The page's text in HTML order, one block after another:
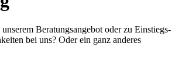
unserem Beratungsangebot oder zu Einstiegs-
bei uns? Oder ein ganz anderes